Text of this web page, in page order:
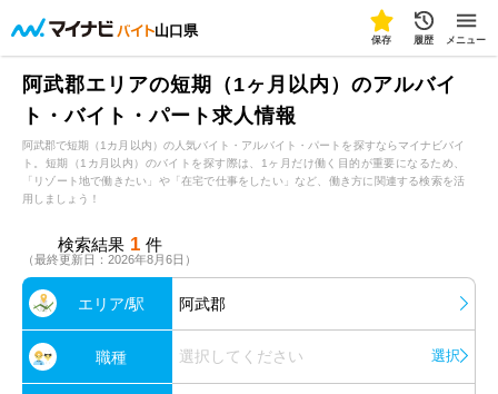
山口県
保存 履歴 メニュー
阿武郡エリアの短期（1ヶ月以内）のアルバイ
ト・バイト・パート求人情報
阿武郡で短期（1カ月以内）の人気バイト・アルバイト・パートを探すならマイナビバイ
ト。短期（1カ月以内）のバイトを探す際は、1ヶ月だけ働く目的が重要になるため、
「リゾート地で働きたい」や「在宅で仕事をしたい」など、働き方に関連する検索を活
用しましょう！
検索結果 1 件
（最終更新日：2026年8月6日）
エリア/駅 阿武郡
職種 選択してください 選択